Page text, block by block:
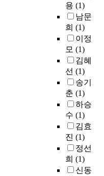
용 (1)
남문
희 (1)
이정
모 (1)
김혜
선 (1)
송기
춘 (1)
하승
수 (1)
김효
진 (1)
정선
희 (1)
신동